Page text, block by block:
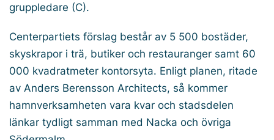
gruppledare (C).
Centerpartiets förslag består av 5 500 bostäder,
skyskrapor i trä, butiker och restauranger samt 60
000 kvadratmeter kontorsyta. Enligt planen, ritade
av Anders Berensson Architects, så kommer
hamnverksamheten vara kvar och stadsdelen
länkar tydligt samman med Nacka och övriga